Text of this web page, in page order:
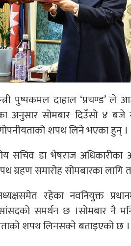
पुष्पकमल दाहाल ‘प्रचण्ड’
अनुसार सोमबार दिउँसो ४ बजे
शपथ लिने भएका हुन् ।
सचिव डा भेषराज
ग्रहण समारोह सोमबारका
रहेका नवनियुक्त
समर्थन छ ।सोमबार नै
शपथ लिनसक्ने बताइएको छ ।